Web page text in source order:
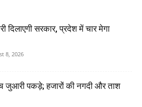
दिलाएगी सरकार, प्रदेश में चार मेगा
8, 2026
पकड़े; हजारों की नगदी और ताश